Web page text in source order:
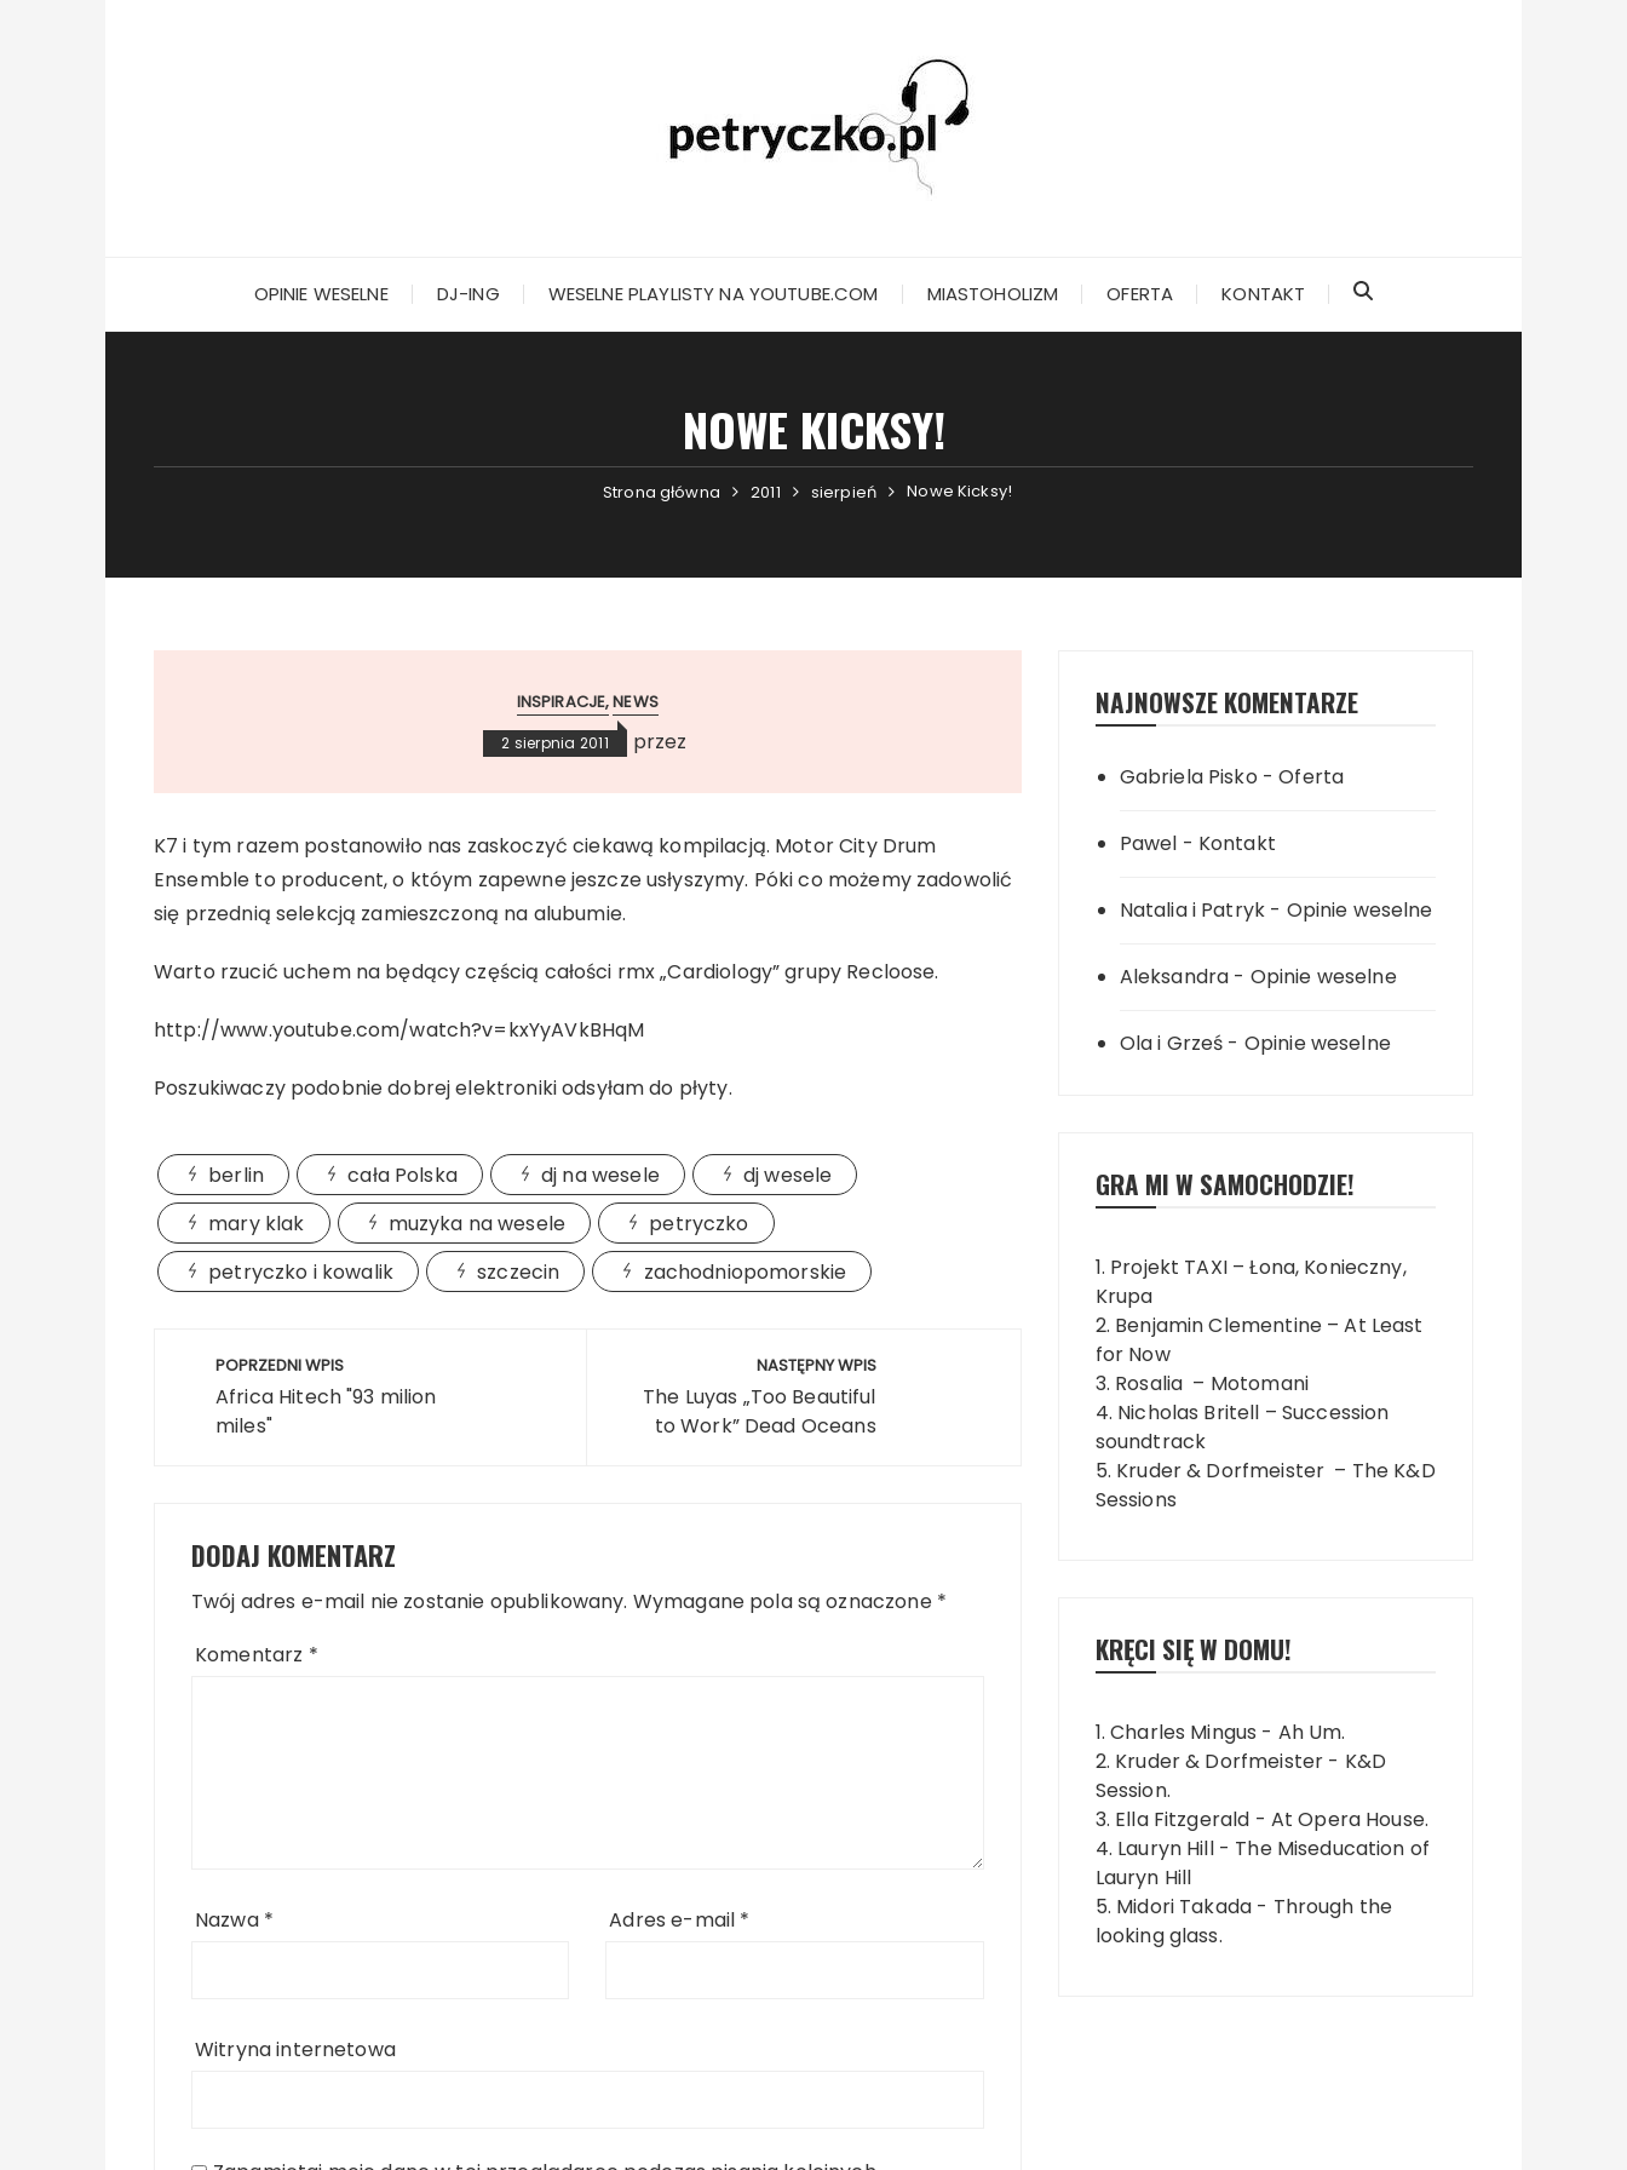
OPINIE WESELNE DJ-ING WESELNE PLAYLISTY NA YOUTUBE.COM MIASTOHOLIZM OFERTA KONTAKT
NOWE KICKSY!
Strona główna 2011 sierpień Nowe Kicksy!
INSPIRACJE NEWS
2 sierpnia 2011 przez
K7 i tym razem postanowiło nas zaskoczyć ciekawą kompilacją. Motor City Drum
Ensemble to producent, o któym zapewne jeszcze usłyszymy. Póki co możemy zadowolić
się przednią selekcją zamieszczoną na alubumie.
Warto rzucić uchem na będący częścią całości rmx „Cardiology” grupy Recloose.
http://www.youtube.com/watch?v=kxYyAVkBHqM
Poszukiwaczy podobnie dobrej elektroniki odsyłam do płyty.
berlin cała Polska dj na wesele
dj wesele
mary klak
muzyka na wesele
petryczko
petryczko i kowalik
szczecin zachodniopomorskie
Nawigacja
wpisu
POPRZEDNI WPIS
Africa Hitech "93 milion
miles"
NASTĘPNY WPIS
The Luyas „Too Beautiful
to Work” Dead Oceans
DODAJ KOMENTARZ
Twój adres e-mail nie zostanie opublikowany. Wymagane pola są oznaczone *
Komentarz *
Nazwa * Adres e-mail *
Witryna internetowa
NAJNOWSZE KOMENTARZE
Gabriela Pisko -Oferta
Pawel - Kontakt
Natalia i Patryk - Opinie weselne
Aleksandra - Opinie weselne
Ola i Grześ - Opinie weselne
GRA MI W SAMOCHODZIE!
1. Projekt TAXI – Łona, Konieczny,
Krupa
2. Benjamin Clementine – At Least
for Now
3. Rosalia – Motomani
4. Nicholas Britell – Succession
soundtrack
5. Kruder & Dorfmeister – The K&D
Sessions
KRĘCI SIĘ W DOMU!
1. Charles Mingus - Ah Um.
2. Kruder & Dorfmeister - K&D
Session.
3. Ella Fitzgerald - At Opera House.
4. Lauryn Hill - The Miseducation of
Lauryn Hill
5. Midori Takada - Through the
looking glass.